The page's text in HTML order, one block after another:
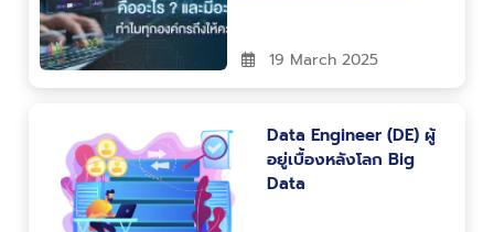
19 March 2025
Data Engineer (DE) ผู้
อยู่เบื้องหลังโลก Big
Data